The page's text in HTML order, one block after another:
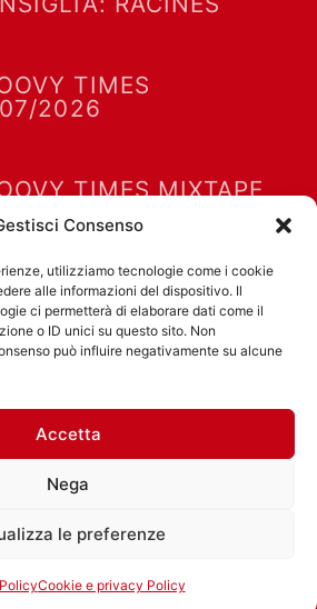
Consenso
utilizziamo tecnologie come i cookie
alle informazioni del dispositivo. Il
ci permetterà di elaborare dati come il
o ID unici su questo sito. Non
può influire negativamente su alcune
Accetta
Nega
le preferenze
Cookie e privacy Policy
TIMES
2026
TIMES MIXTAPE
07/2026
- Codice fiscale:
Bruciato 31/A, Roma